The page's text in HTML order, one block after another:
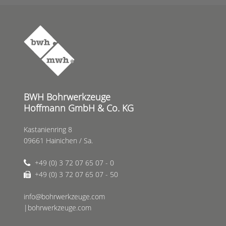
BWH Bohrwerkzeuge
Hoffmann GmbH & Co. KG
Kastanienring 8
09661 Hainichen / Sa.
+49 (0) 3 72 07 65 07 - 0
+49 (0) 3 72 07 65 07 - 50
info@bohrwerkzeuge.com
|bohrwerkzeuge.com